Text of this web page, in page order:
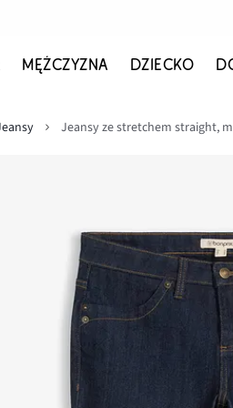
MĘŻCZYZNA DZIECKO
Jeansy ze stretchem straight,